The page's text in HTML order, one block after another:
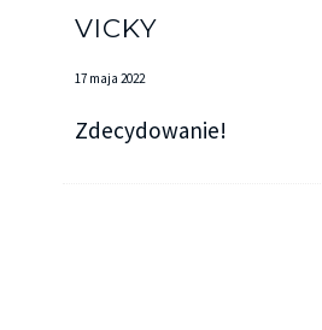
VICKY
17 maja 2022
Zdecydowanie!